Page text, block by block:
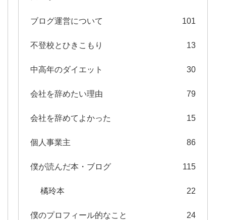
ブログ運営について 101
不登校とひきこもり 13
中高年のダイエット 30
会社を辞めたい理由 79
会社を辞めてよかった 15
個人事業主 86
僕が読んだ本・ブログ 115
橘玲本 22
僕のプロフィール的なこと 24